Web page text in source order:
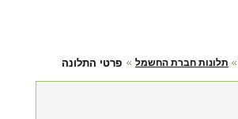
פרטי התלונה תלונות חברת החשמל